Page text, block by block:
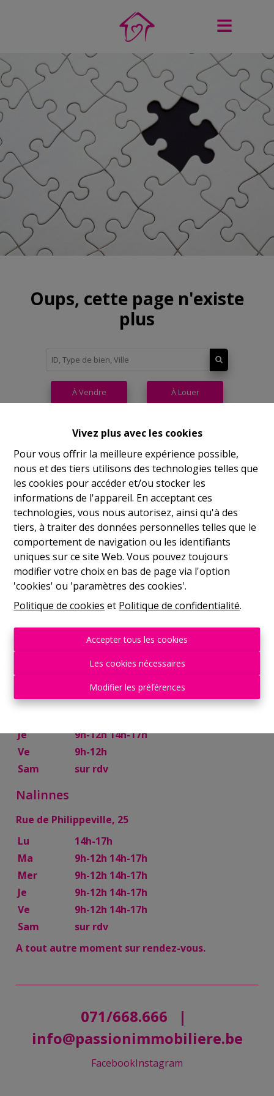
Vivez plus avec les cookies
Pour vous offrir la meilleure expérience possible,
nous et des tiers utilisons des technologies telles que
les cookies pour accéder et/ou stocker les
informations de l'appareil. En acceptant ces
technologies, vous nous autorisez, ainsi qu'à des
tiers, à traiter des données personnelles telles que le
comportement de navigation ou les identifiants
uniques sur ce site Web. Vous pouvez toujours
modifier votre choix en bas de page via l'option
'cookies' ou 'paramètres des cookies'.
Politique de cookies et Politique de confidentialité.
Accepter tous les cookies
Les cookies nécessaires
Modifier les préférences
Oups, cette page n'existe
plus
À Vendre À Louer
Philippeville
Rue de France, 37
Lu
14h-17h
Ma
9h-12h 14h-17h
Mer
9h-12h 14h-17h
Je
9h-12h 14h-17h
Ve
9h-12h
Sam
10h-13h
14h-17h
Ma
9h-12h 14h-17h
Je
9h-12h 14h-17h
Ve
9h-12h
Sam
sur rdv
Nalinnes
Rue de Philippeville, 25
Lu
14h-17h
Ma
9h-12h 14h-17h
Mer
9h-12h 14h-17h
Je
9h-12h 14h-17h
Ve
9h-12h 14h-17h
Sam
sur rdv
A tout autre moment sur rendez-vous.
071/668.666
|
info@passionimmobiliere.be
FacebookInstagram